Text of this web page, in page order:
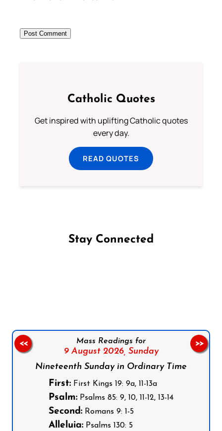
Catholic Quotes
Get inspired with uplifting Catholic quotes
every day.
READ QUOTES
Stay Connected
Mass Readings for
9 August 2026, Sunday
Nineteenth Sunday in Ordinary Time
First: First Kings 19: 9a, 11-13a
Psalm: Psalms 85: 9, 10, 11-12, 13-14
Second: Romans 9: 1-5
Alleluia: Psalms 130: 5
<< >>